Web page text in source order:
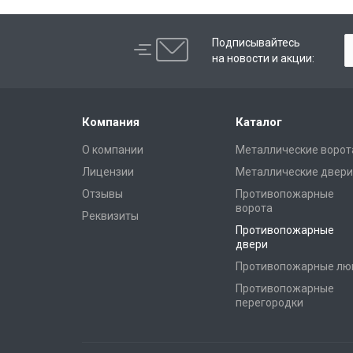
Подписывайтесь
на новости и акции:
Компания
О компании
Лицензии
Отзывы
Реквизиты
Каталог
Металлические
Металлические двери
Противопожарные
ворота
Противопожарные
двери
Противопожарные
Противопожарные
перегородки